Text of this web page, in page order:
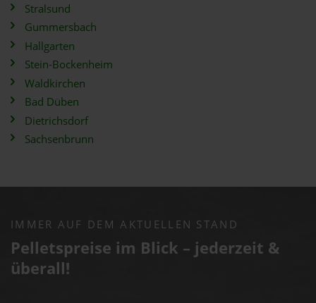
Stralsund
Gummersbach
Hallgarten
Stein-Bockenheim
Waldkirchen
Bad Düben
Dietrichsdorf
Sachsenbrunn
IMMER AUF DEM AKTUELLEN STAND
Pelletspreise im Blick – jederzeit &
überall!